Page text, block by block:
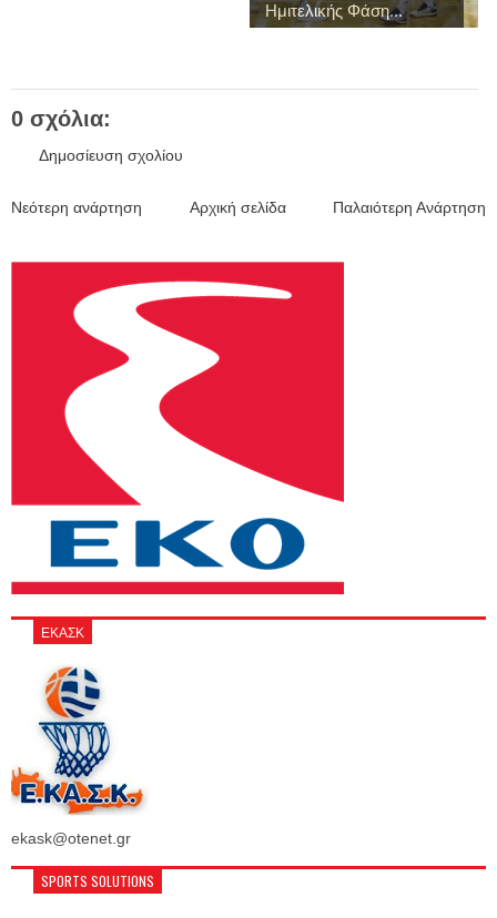
Ημιτελικής Φάση...
0 σχόλια:
Δημοσίευση σχολίου
Νεότερη ανάρτηση Παλαιότερη Ανάρτηση
Αρχική σελίδα
ΕΚΑΣΚ
ekask@otenet.gr
SPORTS SOLUTIONS